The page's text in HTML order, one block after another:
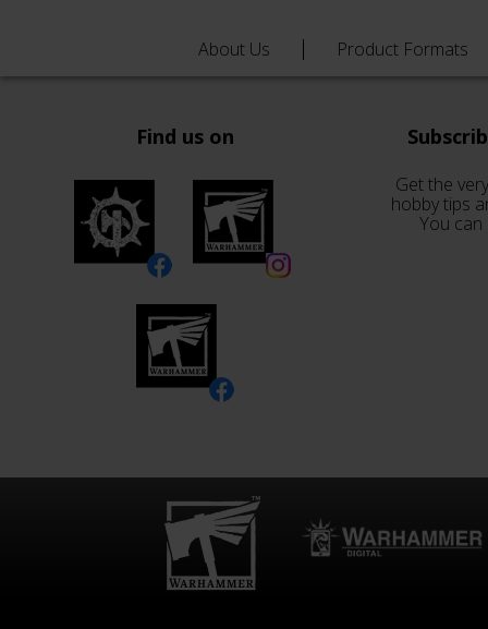
About Us Product Formats
Find us on
Get the
hobby tips
You